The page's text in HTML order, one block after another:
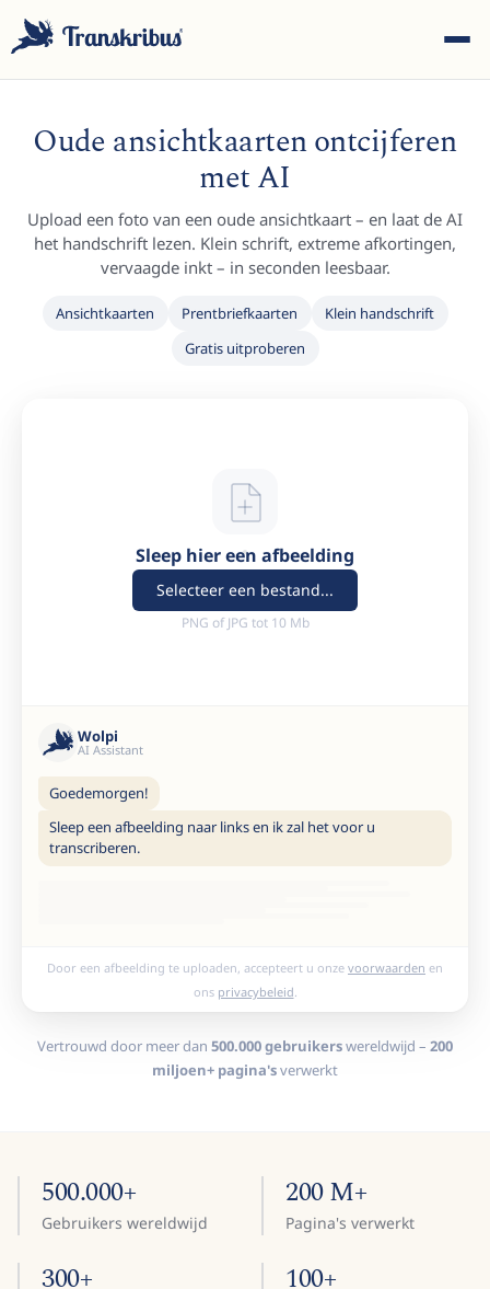
ESC
blogberichten...
Oude ansichtkaarten ontcijferen
met AI
Upload een foto van een oude ansichtkaart – en laat de AI
het handschrift lezen. Klein schrift, extreme afkortingen,
vervaagde inkt – in seconden leesbaar.
Ansichtkaarten Prentbriefkaarten
Klein handschrift
Gratis uitproberen
Sleep hier een afbeelding
Selecteer een bestand...
PNG of JPG tot 10 Mb
Wolpi
AI Assistant
Goedemorgen!
Sleep een afbeelding naar links en ik zal het voor u
transcriberen.
Door een afbeelding te uploaden, accepteert u onze voorwaarden en
ons privacybeleid
Vertrouwd door meer dan 500.000 gebruikerswereldwijd – 200
miljoen+ pagina'sverwerkt
500.000+
Gebruikers wereldwijd
200 M+
Pagina's verwerkt
300+ 100+